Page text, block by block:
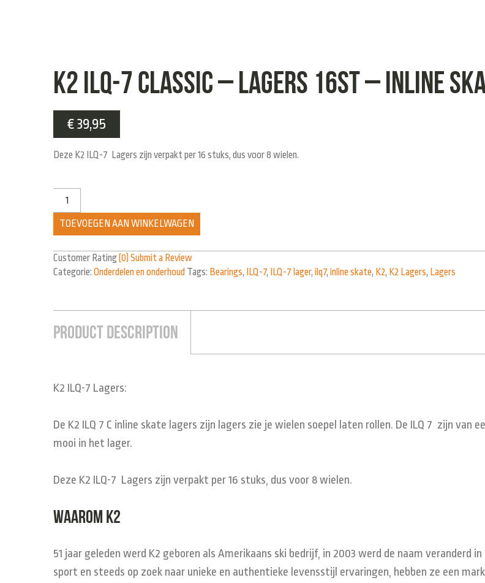
K2 ILQ-7 Classic – Lagers 16st – Inline
€39,95
Deze K2 ILQ-7 Lagers zijn verpakt per 16 stuks, dus voor 8 wielen.
TOEVOEGEN AAN WINKELWAGEN
Customer Rating (0) Submit a Review
Categorie: Onderdelen en onderhoud Tags: Bearings, ILQ-7, ILQ-7 lager, ilq7, inline skate, K2, K2 Lagers, Lagers
Product Description
K2 ILQ-7 Lagers:
De K2 ILQ 7 C inline skate lagers zijn lagers zie je wielen soepel laten rollen. De ILQ 7 zijn
mooi in het lager.
Deze K2 ILQ-7 Lagers zijn verpakt per 16 stuks, dus voor 8 wielen.
Waarom K2
51 jaar geleden werd K2 geboren als Amerikaans ski bedrijf, in 2003 werd de naam veranderd
sport en steeds op zoek naar unieke en authentieke levensstijl ervaringen, hebben ze een